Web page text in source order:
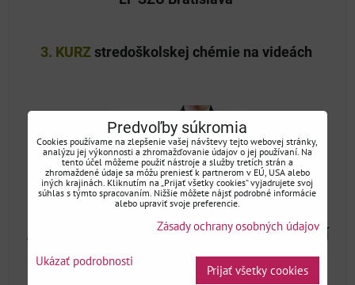
3. KURZstredoškolskej chémie na videách
A čo vravia na členský systém spokojní
klienti ?
Predvoľby súkromia
Cookies používame na zlepšenie vašej návštevy tejto webovej stránky,
analýzu jej výkonnosti a zhromažďovanie údajov o jej používaní. Na
tento účel môžeme použiť nástroje a služby tretích strán a
zhromaždené údaje sa môžu preniesť k partnerom v EÚ, USA alebo
iných krajinách. Kliknutím na „Prijať všetky cookies“ vyjadrujete svoj
súhlas s týmto spracovaním. Nižšie môžete nájsť podrobné informácie
alebo upraviť svoje preferencie.
Zásady ochrany osobných údajov
Ukázať podrobnosti
Prijať všetky cookies